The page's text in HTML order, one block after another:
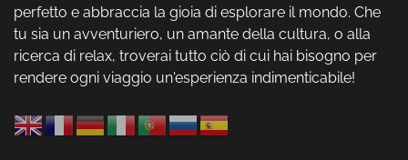
perfetto e abbraccia la gioia di esplorare il mondo. Che
tu sia un avventuriero, un amante della cultura, o alla
ricerca di relax, troverai tutto ciò di cui hai bisogno per
rendere ogni viaggio un'esperienza indimenticabile!